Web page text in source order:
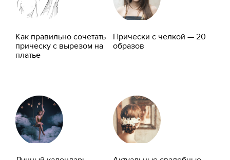
Как правильно сочетать
прическу с вырезом на
платье
Прически с челкой — 20
образов